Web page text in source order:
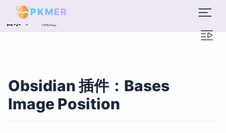
PKMER
目录 概述
Obsidian 插件：Bases
Image Position